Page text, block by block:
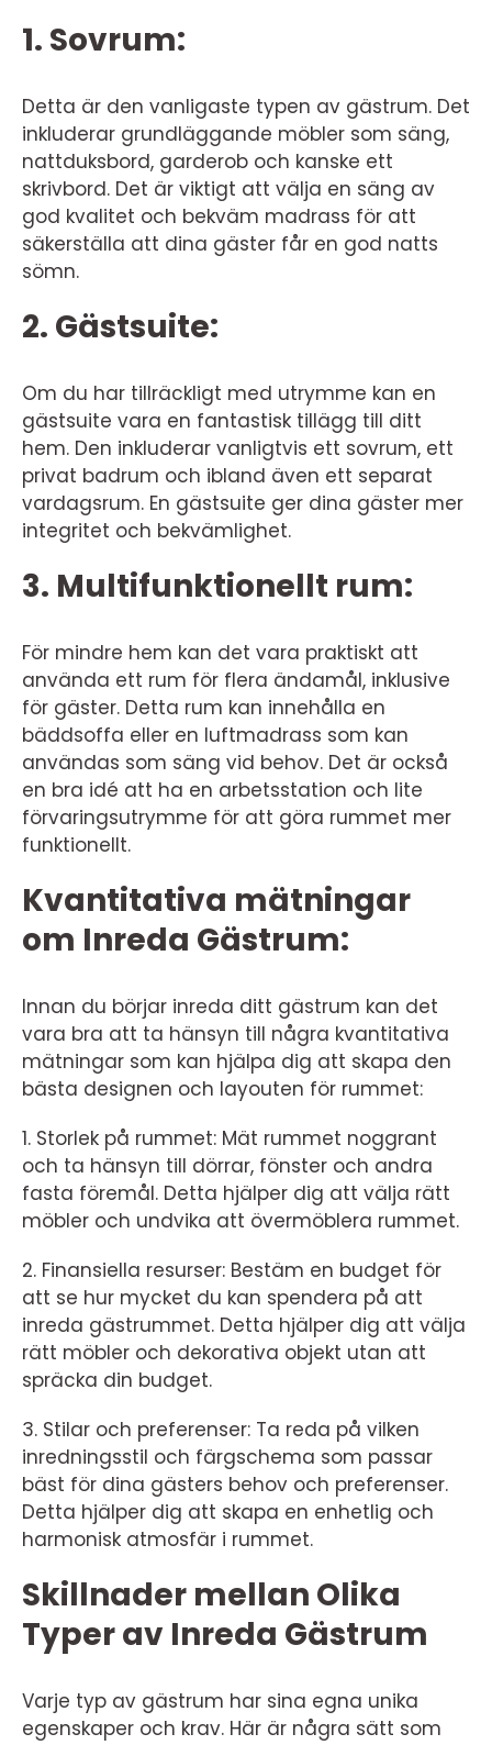
1. Sovrum:
Detta är den vanligaste typen av gästrum. Det
inkluderar grundläggande möbler som säng,
nattduksbord, garderob och kanske ett
skrivbord. Det är viktigt att välja en säng av
god kvalitet och bekväm madrass för att
säkerställa att dina gäster får en god natts
sömn.
2. Gästsuite:
Om du har tillräckligt med utrymme kan en
gästsuite vara en fantastisk tillägg till ditt
hem. Den inkluderar vanligtvis ett sovrum, ett
privat badrum och ibland även ett separat
vardagsrum. En gästsuite ger dina gäster mer
integritet och bekvämlighet.
3. Multifunktionellt rum:
För mindre hem kan det vara praktiskt att
använda ett rum för flera ändamål, inklusive
för gäster. Detta rum kan innehålla en
bäddsoffa eller en luftmadrass som kan
användas som säng vid behov. Det är också
en bra idé att ha en arbetsstation och lite
förvaringsutrymme för att göra rummet mer
funktionellt.
Kvantitativa mätningar
om Inreda Gästrum:
Innan du börjar inreda ditt gästrum kan det
vara bra att ta hänsyn till några kvantitativa
mätningar som kan hjälpa dig att skapa den
bästa designen och layouten för rummet:
1. Storlek på rummet: Mät rummet noggrant
och ta hänsyn till dörrar, fönster och andra
fasta föremål. Detta hjälper dig att välja rätt
möbler och undvika att övermöblera rummet.
2. Finansiella resurser: Bestäm en budget för
att se hur mycket du kan spendera på att
inreda gästrummet. Detta hjälper dig att välja
rätt möbler och dekorativa objekt utan att
spräcka din budget.
3. Stilar och preferenser: Ta reda på vilken
inredningsstil och färgschema som passar
bäst för dina gästers behov och preferenser.
Detta hjälper dig att skapa en enhetlig och
harmonisk atmosfär i rummet.
Skillnader mellan Olika
Typer av Inreda Gästrum
Varje typ av gästrum har sina egna unika
egenskaper och krav. Här är några sätt som